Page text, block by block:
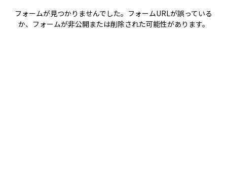
フォームが見つかりませんでした。フォームURLが誤っている
か、フォームが非公開または削除された可能性があります。